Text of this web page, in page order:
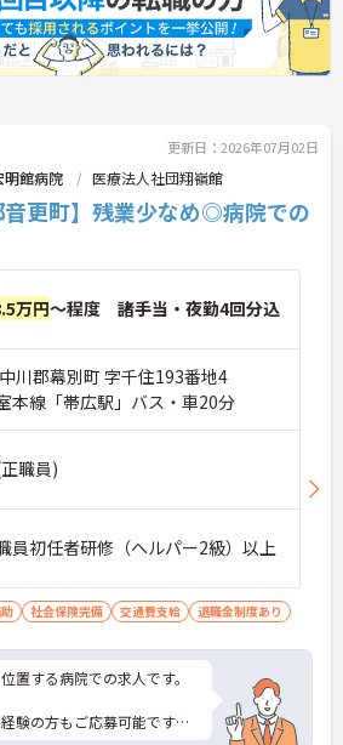
更新日：2026年07月02日
明館病院 医療法人社団翔嶺館
音更町】残業少なめ◎病院での
万円～程度 諸手当・夜勤4回分込
川郡幕別町 字千住193番地4
本線「帯広駅」バス・車20分
職員)
員初任者研修（ヘルパー2級）以上
社会保険完備 交通費支給 退職金制度あり
置する病院での求人です。
験の方もご応募可能です！